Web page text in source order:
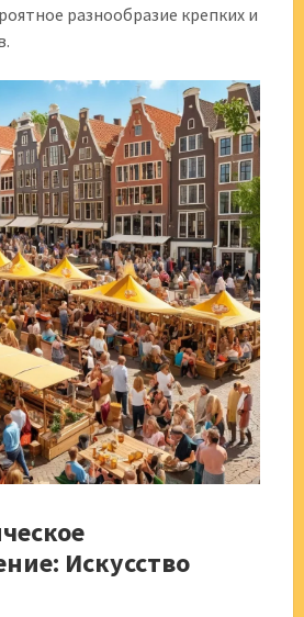
разнообразие крепких и
Искусство